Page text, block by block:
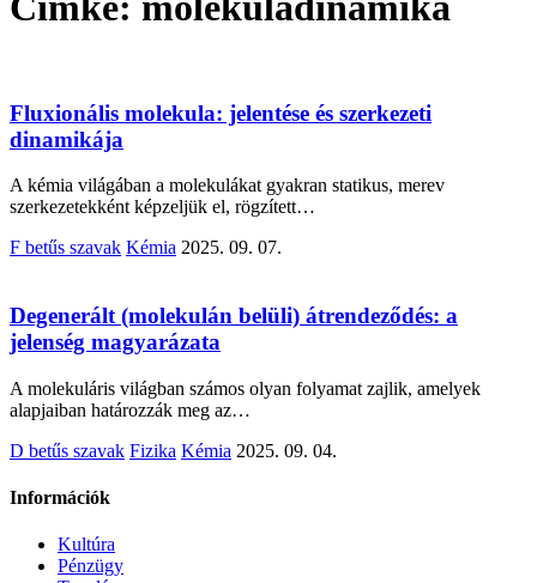
Fluxionális molekula: jelentése és szerkezeti
dinamikája
A kémia világában a molekulákat gyakran statikus, merev
szerkezetekként képzeljük el, rögzített…
F betűs szavak Kémia 2025. 09. 07.
Degenerált (molekulán belüli) átrendeződés: a
jelenség magyarázata
A molekuláris világban számos olyan folyamat zajlik, amelyek
alapjaiban határozzák meg az…
D betűs szavak Fizika Kémia 2025. 09. 04.
Információk
Kultúra
Pénzügy